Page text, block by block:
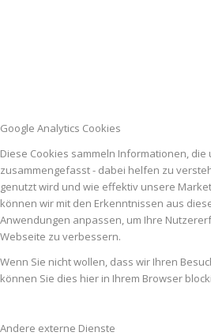
Google Analytics Cookies
Diese Cookies sammeln Informationen, die
zusammengefasst - dabei helfen zu
genutzt wird und wie effektiv unsere
können wir mit den Erkenntnissen aus
Anwendungen anpassen, um Ihre
Webseite zu verbessern.
Wenn Sie nicht wollen, dass wir Ihren
können Sie dies hier in Ihrem Browser
Andere externe Dienste